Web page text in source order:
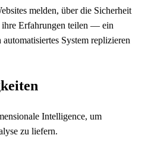
melden, über die Sicherheit
Erfahrungen teilen — ein
System replizieren
Intelligence, um
zu liefern.